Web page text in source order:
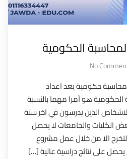
الحكومية
No
حكومية يعد اعداد
هو أمرا مهما بالنسبة
الذين يدرسون في اخر سنة
الكليات والجامعات لا يحصل
الا من خلال عمل مشروع
على نتائج دراسية عالية […]